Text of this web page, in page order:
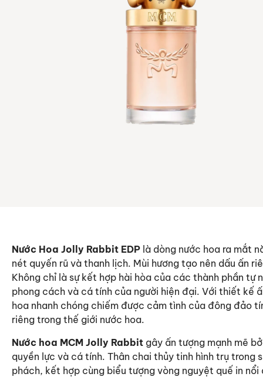
Nước Hoa Jolly Rabbit EDP là dòng nước hoa ra mắt
nét quyến rũ và thanh lịch. Mùi hương tạo nên dấu ấn
Không chỉ là sự kết hợp hài hòa của các thành phần tự
phong cách và cá tính của người hiện đại. Với thiết kế
hoa nhanh chóng chiếm được cảm tình của đông đảo
riêng trong thế giới nước hoa.
Nước hoa MCM Jolly Rabbit gây ấn tượng mạnh mẽ
quyền lực và cá tính. Thân chai thủy tinh hình trụ trong
phách, kết hợp cùng biểu tượng vòng nguyệt quế in